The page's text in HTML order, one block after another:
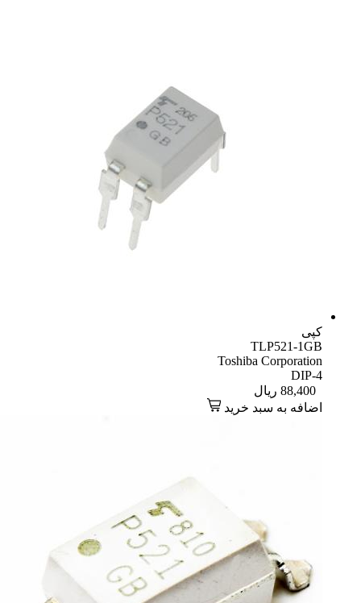
کپی
TLP521-1GB
Toshiba Corporation
DIP-4
88,400 ریال
اضافه به سبد خرید